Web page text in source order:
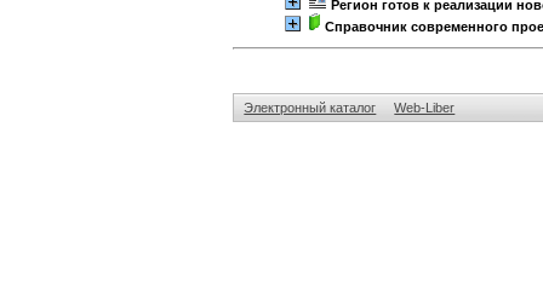
Регион готов к реализации
Справочник современного
Электронный каталог Web-Liber